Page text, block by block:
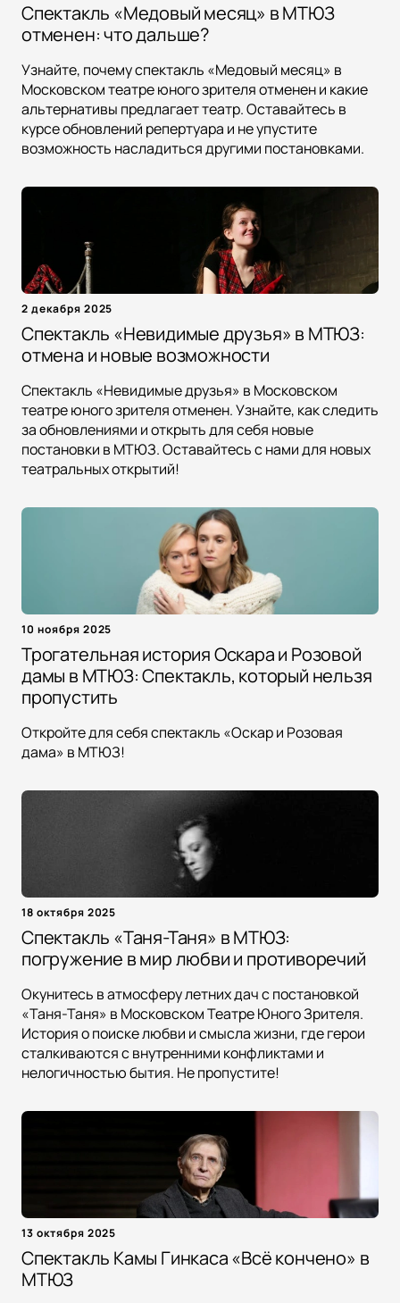
Спектакль «Медовый месяц» в МТЮЗ
отменен: что дальше?
Узнайте, почему спектакль «Медовый месяц» в
Московском театре юного зрителя отменен и какие
альтернативы предлагает театр. Оставайтесь в
курсе обновлений репертуара и не упустите
возможность насладиться другими постановками.
2 декабря 2025
Спектакль «Невидимые друзья» в МТЮЗ:
отмена и новые возможности
Спектакль «Невидимые друзья» в Московском
театре юного зрителя отменен. Узнайте, как следить
за обновлениями и открыть для себя новые
постановки в МТЮЗ. Оставайтесь с нами для новых
театральных открытий!
10 ноября 2025
Трогательная история Оскара и Розовой
дамы в МТЮЗ: Спектакль, который нельзя
пропустить
Откройте для себя спектакль «Оскар и Розовая
дама» в МТЮЗ!
18 октября 2025
Спектакль «Таня-Таня» в МТЮЗ:
погружение в мир любви и противоречий
Окунитесь в атмосферу летних дач с постановкой
«Таня-Таня» в Московском Театре Юного Зрителя.
История о поиске любви и смысла жизни, где герои
сталкиваются с внутренними конфликтами и
нелогичностью бытия. Не пропустите!
13 октября 2025
Спектакль Камы Гинкаса «Всё кончено» в
МТЮЗ